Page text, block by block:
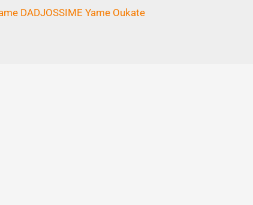
DADJOSSIME Yame Oukate